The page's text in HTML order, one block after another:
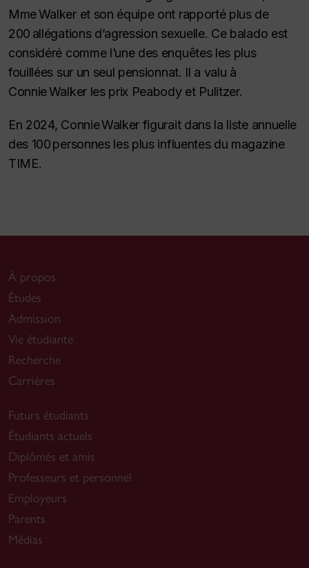
Mme Walker et son équipe ont rapporté plus de
200 allégations d’agression sexuelle. Ce balado est
considéré comme l’une des enquêtes les plus
fouillées sur un seul pensionnat. Il a valu à
Connie Walker les prix Peabody et Pulitzer.
En 2024, Connie Walker figurait dans la liste annuelle
des 100 personnes les plus influentes du magazine
TIME.
À propos
Études
Admission
Vie étudiante
Recherche
Carrières
Futurs étudiants
Étudiants actuels
Diplômés et amis
Professeurs et personnel
Employeurs
Parents
Médias